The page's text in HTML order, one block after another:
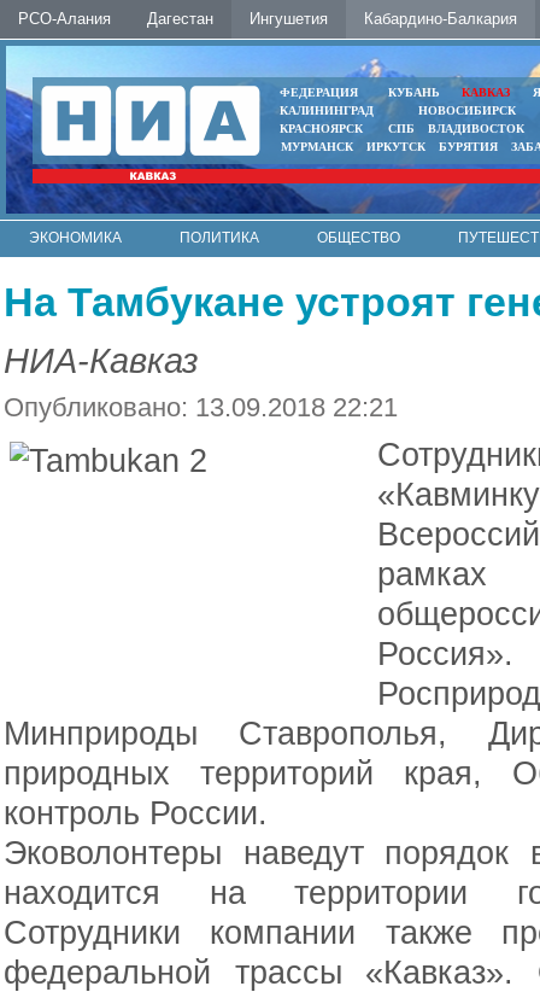
РСО-Алания Дагестан Ингушетия Кабардино-Балкария
ФЕДЕРАЦИЯ КУБАНЬ КАВКАЗ
КАЛИНИНГРАД
НОВОСИБИРСК
КРАСНОЯРСК
СПБ
ВЛАДИВОСТОК
МУРМАНСК
ИРКУТСК БУРЯТИЯ
ЭКОНОМИКА ПОЛИТИКА ОБЩЕСТВО
На Тамбукане устроят
НИА-Кавказ
Опубликовано: 13.09.2018 22:21
рамках
Минприроды Ставрополья,
природных территорий края,
контроль России.
Эковолонтеры наведут
находится на территории
Сотрудники компании также
федеральной трассы